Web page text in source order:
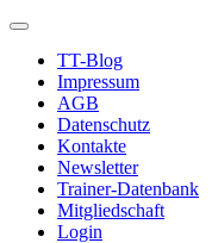
TT-Blog
Impressum
AGB
Datenschutz
Kontakte
Newsletter
Trainer-Datenbank
Mitgliedschaft
Login